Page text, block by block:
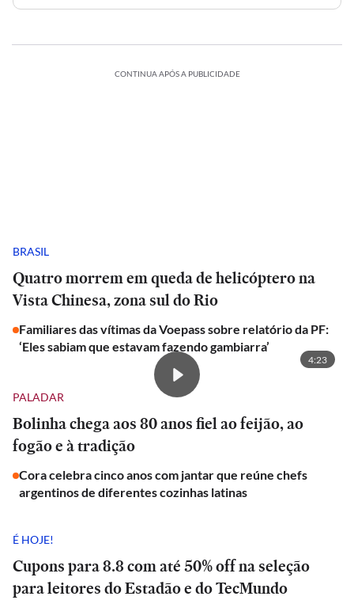
CONTINUA APÓS A PUBLICIDADE
BRASIL
Quatro morrem em queda de helicóptero na
Vista Chinesa, zona sul do Rio
Familiares das vítimas da Voepass sobre relatório da PF:
‘Eles sabiam que estavam fazendo gambiarra’
4:23
PALADAR
Bolinha chega aos 80 anos fiel ao feijão, ao
fogão e à tradição
Cora celebra cinco anos com jantar que reúne chefs
argentinos de diferentes cozinhas latinas
É HOJE!
Cupons para 8.8 com até 50% off na seleção
para leitores do Estadão e do TecMundo